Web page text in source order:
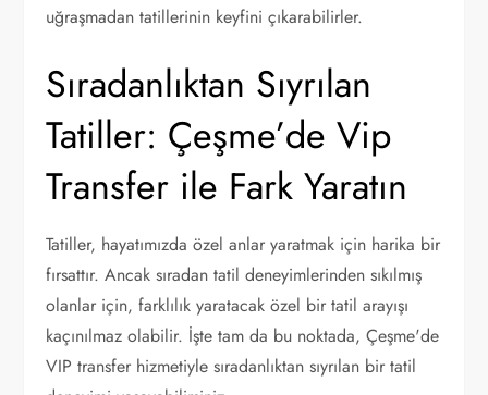
uğraşmadan tatillerinin keyfini çıkarabilirler.
Sıradanlıktan Sıyrılan
Tatiller: Çeşme’de Vip
Transfer ile Fark Yaratın
Tatiller, hayatımızda özel anlar yaratmak için harika bir
fırsattır. Ancak sıradan tatil deneyimlerinden sıkılmış
olanlar için, farklılık yaratacak özel bir tatil arayışı
kaçınılmaz olabilir. İşte tam da bu noktada, Çeşme'de
VIP transfer hizmetiyle sıradanlıktan sıyrılan bir tatil